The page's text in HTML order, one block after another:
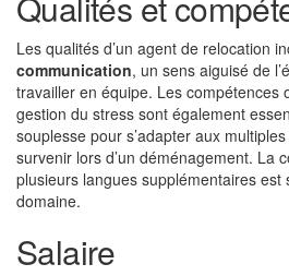
Les qualités d’un agent de relocation
communication, un sens aiguisé de
travailler en équipe. Les compétences
gestion du stress sont également
souplesse pour s’adapter aux
survenir lors d’un déménagement. La
plusieurs langues supplémentaires
domaine.
Salaire